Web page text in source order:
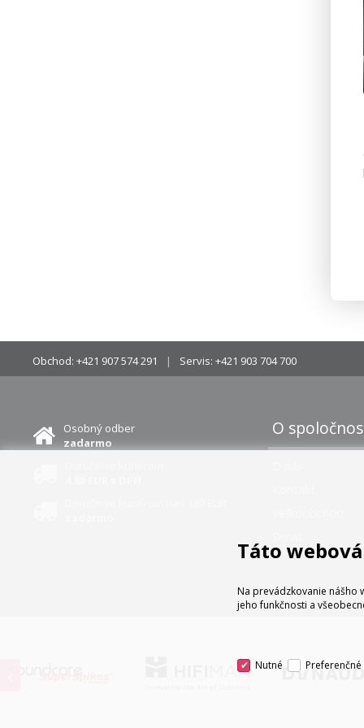
Obchod: +421 907 574 291 Servis: +421 903 704 700
Osobný odber
zadarmo
O
Táto
Na prevádzkovanie nášho
jeho funkčnosti a
Nutné Preferenčné